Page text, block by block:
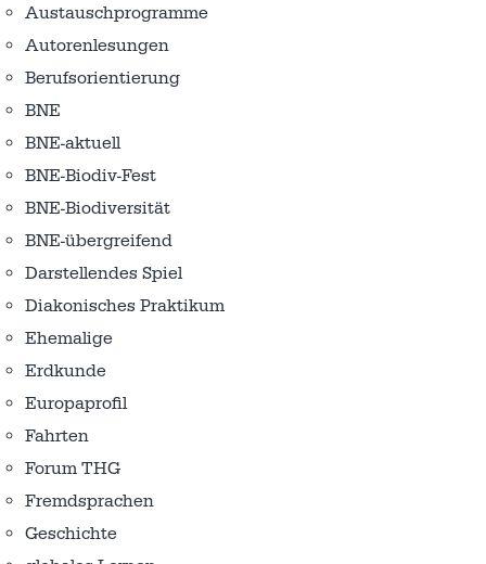
Austausch­programme
Autorenlesungen
Berufsorientierung
BNE
BNE-aktuell
BNE-Biodiv-Fest
BNE-Biodiversität
BNE-übergreifend
Darstellendes Spiel
Diakonisches Praktikum
Ehemalige
Erdkunde
Europaprofil
Fahrten
Forum THG
Fremdsprachen
Geschichte